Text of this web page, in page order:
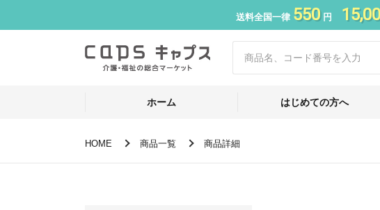
送料全国一律 550円
ホーム はじめての方へ
HOME 商品一覧 商品詳細